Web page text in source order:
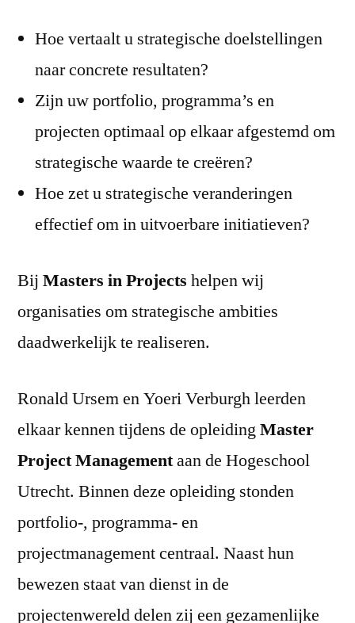
Hoe vertaalt u strategische doelstellingen
naar concrete resultaten?
Zijn uw portfolio, programma’s en
projecten optimaal op elkaar afgestemd om
strategische waarde te creëren?
Hoe zet u strategische veranderingen
effectief om in uitvoerbare initiatieven?
Bij Masters in Projects helpen wij
organisaties om strategische ambities
daadwerkelijk te realiseren.
Ronald Ursem en Yoeri Verburgh leerden
elkaar kennen tijdens de opleidingMaster
Project Managementaan de Hogeschool
Utrecht. Binnen deze opleiding stonden
portfolio-, programma- en
projectmanagement centraal. Naast hun
bewezen staat van dienst in de
projectenwereld delen zij een gezamenlijke